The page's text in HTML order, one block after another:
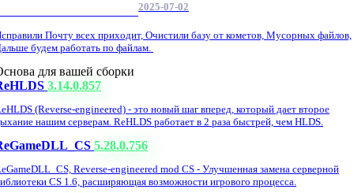
2025-07-02
Почту всех приходит, Очистили базу от кометов, Мусорных файлов,
будем работать по файлам.
для вашей сборки
3.14.0.857
(Reverse-engineered) - это новый шаг вперед, который дает второе
нашим серверам. ReHLDS работает в 2 раза быстрей, чем HLDS.
5.28.0.756
Reverse-engineered mod CS - Улучшенная замена серверной
CS 1.6, расширяющая возможности игрового процесса.